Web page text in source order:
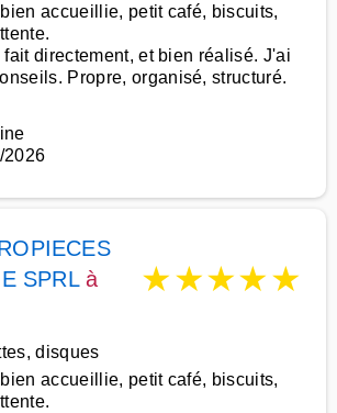
accueillie, petit café, biscuits,
fait directement, et bien réalisé. J'ai
Propre, organisé, structuré.
2026
SPRLà
★★★★★
disques
accueillie, petit café, biscuits,